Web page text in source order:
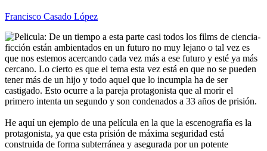
Francisco Casado López
De un tiempo a esta parte casi todos los films de ciencia-
ficción están ambientados en un futuro no muy lejano o tal vez es
que nos estemos acercando cada vez más a ese futuro y esté ya más
cercano. Lo cierto es que el tema esta vez está en que no se pueden
tener más de un hijo y todo aquel que lo incumpla ha de ser
castigado. Esto ocurre a la pareja protagonista que al morir el
primero intenta un segundo y son condenados a 33 años de prisión.
He aquí un ejemplo de una película en la que la escenografía es la
protagonista, ya que esta prisión de máxima seguridad está
construida de forma subterránea y asegurada por un potente